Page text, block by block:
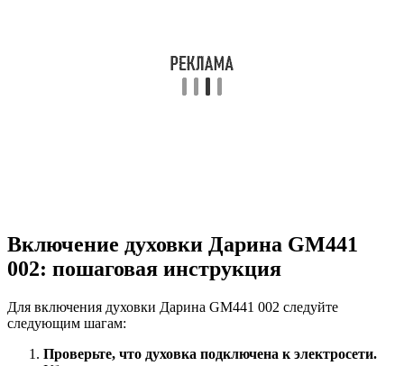
Включение духовки Дарина GM441
002: пошаговая инструкция
Для включения духовки Дарина GM441 002 следуйте
следующим шагам:
Проверьте, что духовка подключена к электросети.